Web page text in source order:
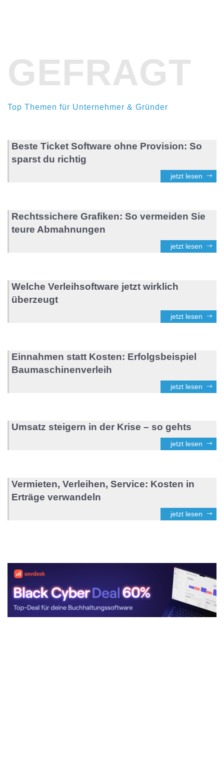
GEFRAGT
Top Themen für Unternehmer & Gründer
Beste Ticket Software ohne Provision: So
sparst du richtig
jetzt lesen
Rechtssichere Grafiken: So vermeiden Sie
teure Abmahnungen
jetzt lesen
Welche Verleihsoftware jetzt wirklich
überzeugt
jetzt lesen
Einnahmen statt Kosten: Erfolgsbeispiel
Baumaschinenverleih
jetzt lesen
Umsatz steigern in der Krise – so gehts
jetzt lesen
Vermieten, Verleihen, Service: Kosten in
Erträge verwandeln
jetzt lesen